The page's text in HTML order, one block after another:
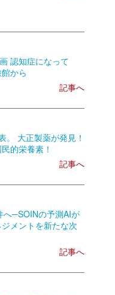
認知症になって
から
記事へ
。 大正製薬が発見！
的栄養素！
記事へ
へ─SOINの予測AIが
メントを新たな次
記事へ